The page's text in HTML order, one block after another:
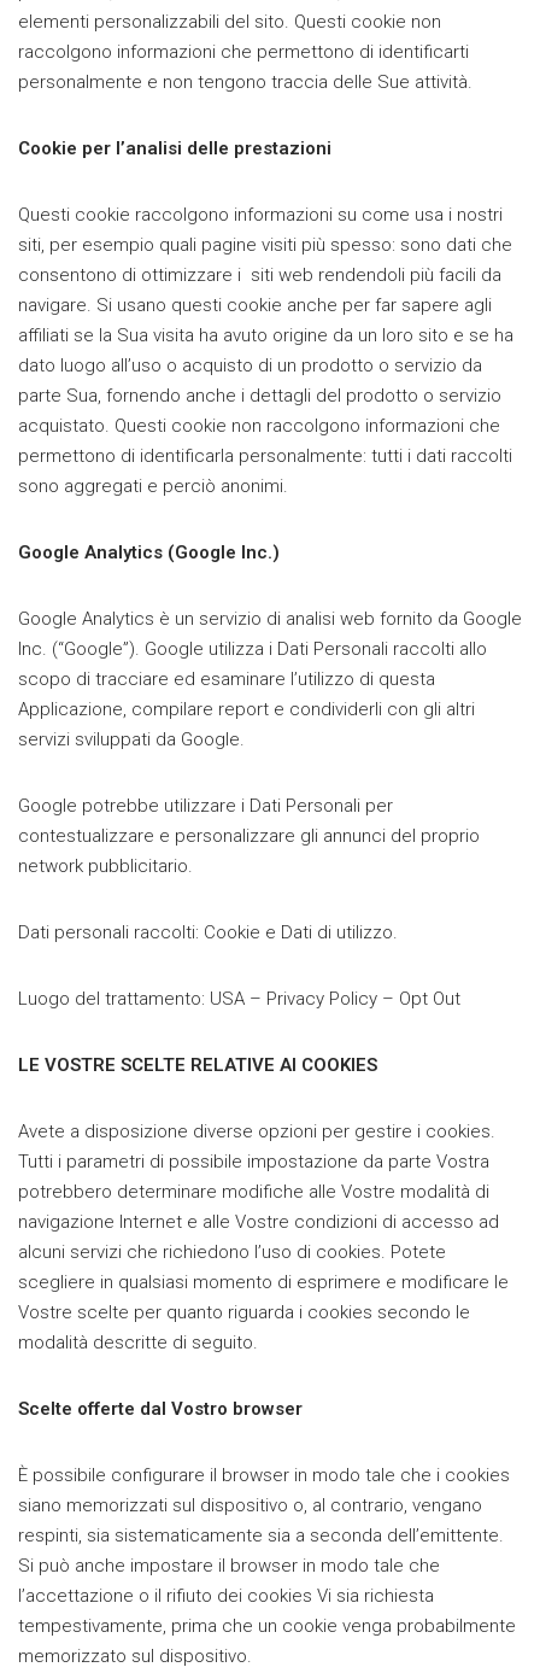
elementi personalizzabili del sito. Questi cookie non
raccolgono informazioni che permettono di identificarti
personalmente e non tengono traccia delle Sue attività.
Cookie per l’analisi delle prestazioni
Questi cookie raccolgono informazioni su come usa i nostri
siti, per esempio quali pagine visiti più spesso: sono dati che
consentono di ottimizzare i siti web rendendoli più facili da
navigare. Si usano questi cookie anche per far sapere agli
affiliati se la Sua visita ha avuto origine da un loro sito e se ha
dato luogo all’uso o acquisto di un prodotto o servizio da
parte Sua, fornendo anche i dettagli del prodotto o servizio
acquistato. Questi cookie non raccolgono informazioni che
permettono di identificarla personalmente: tutti i dati raccolti
sono aggregati e perciò anonimi.
Google Analytics (Google Inc.)
Google Analytics è un servizio di analisi web fornito da Google
Inc. (“Google”). Google utilizza i Dati Personali raccolti allo
scopo di tracciare ed esaminare l’utilizzo di questa
Applicazione, compilare report e condividerli con gli altri
servizi sviluppati da Google.
Google potrebbe utilizzare i Dati Personali per
contestualizzare e personalizzare gli annunci del proprio
network pubblicitario.
Dati personali raccolti: Cookie e Dati di utilizzo.
Luogo del trattamento: USA – Privacy Policy – Opt Out
LE VOSTRE SCELTE RELATIVE AI COOKIES
Avete a disposizione diverse opzioni per gestire i cookies.
Tutti i parametri di possibile impostazione da parte Vostra
potrebbero determinare modifiche alle Vostre modalità di
navigazione Internet e alle Vostre condizioni di accesso ad
alcuni servizi che richiedono l’uso di cookies. Potete
scegliere in qualsiasi momento di esprimere e modificare le
Vostre scelte per quanto riguarda i cookies secondo le
modalità descritte di seguito.
Scelte offerte dal Vostro browser
È possibile configurare il browser in modo tale che i cookies
siano memorizzati sul dispositivo o, al contrario, vengano
respinti, sia sistematicamente sia a seconda dell’emittente.
Si può anche impostare il browser in modo tale che
l’accettazione o il rifiuto dei cookies Vi sia richiesta
tempestivamente, prima che un cookie venga probabilmente
memorizzato sul dispositivo.